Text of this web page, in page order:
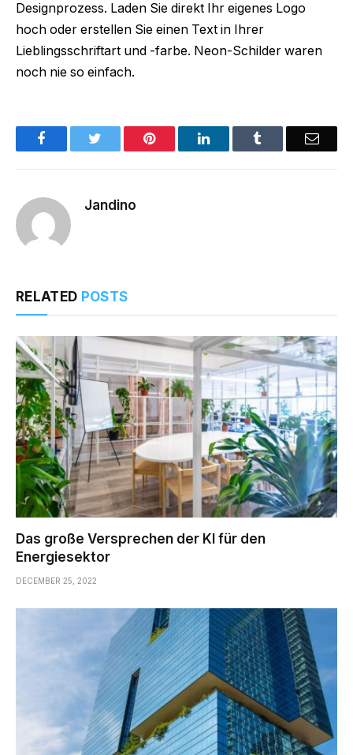
Designprozess. Laden Sie direkt Ihr eigenes Logo
hoch oder erstellen Sie einen Text in Ihrer
Lieblingsschriftart und -farbe. Neon-Schilder waren
noch nie so einfach.
Facebook Pinterest LinkedIn Email
Jandino
RELATED POSTS
Das große Versprechen der KI für den
Energiesektor
DECEMBER 25, 2022